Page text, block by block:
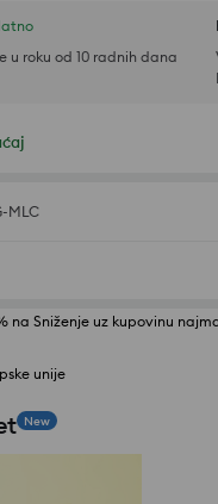
u roku od 10 radnih dana
MLC
na Sniženje uz kupovinu
unije
New